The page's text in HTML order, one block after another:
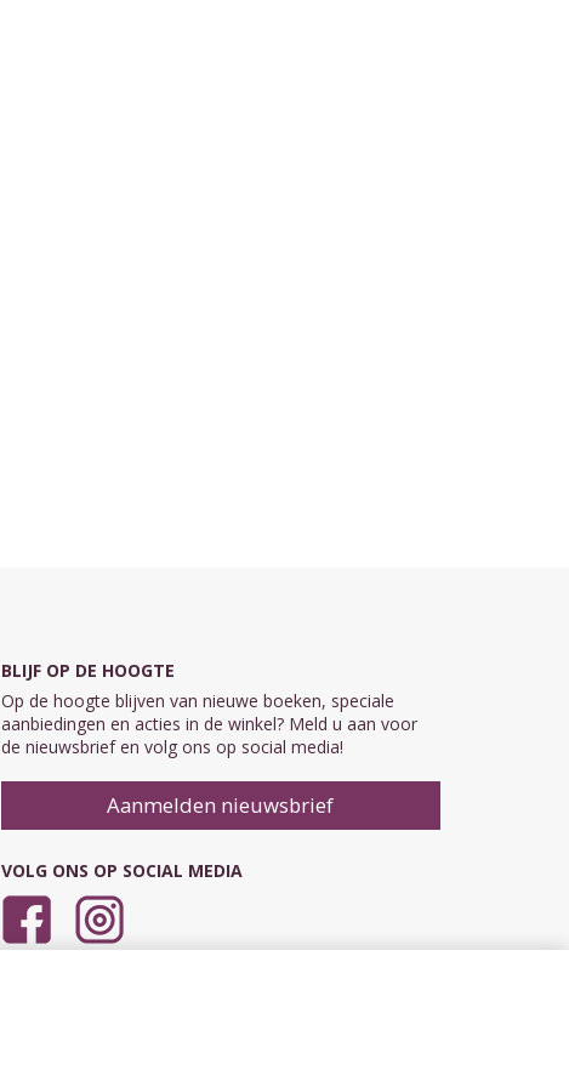
BLIJF OP DE HOOGTE
Op de hoogte blijven van nieuwe boeken, speciale
aanbiedingen en acties in de winkel? Meld u aan voor
de nieuwsbrief en volg ons op social media!
Aanmelden nieuwsbrief
VOLG ONS OP SOCIAL MEDIA